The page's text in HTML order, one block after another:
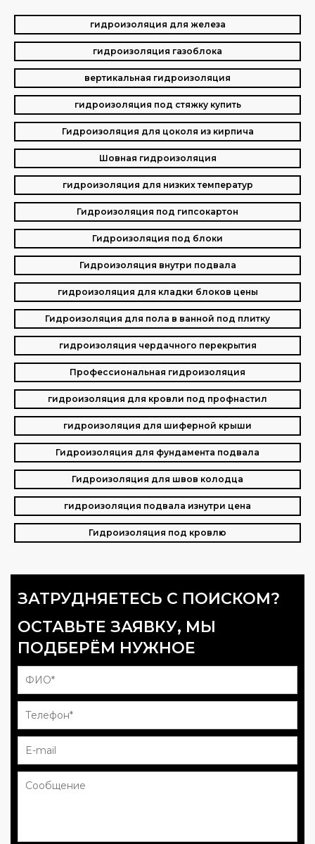
гидроизоляция для железа
гидроизоляция газоблока
вертикальная гидроизоляция
гидроизоляция под стяжку купить
Гидроизоляция для цоколя из кирпича
Шовная гидроизоляция
гидроизоляция для низких температур
Гидроизоляция под гипсокартон
Гидроизоляция под блоки
Гидроизоляция внутри подвала
гидроизоляция для кладки блоков цены
Гидроизоляция для пола в ванной под плитку
гидроизоляция чердачного перекрытия
Профессиональная гидроизоляция
гидроизоляция для кровли под профнастил
гидроизоляция для шиферной крыши
Гидроизоляция для фундамента подвала
Гидроизоляция для швов колодца
гидроизоляция подвала изнутри цена
Гидроизоляция под кровлю
ЗАТРУДНЯЕТЕСЬ С ПОИСКОМ?
ОСТАВЬТЕ ЗАЯВКУ, МЫ
ПОДБЕРЁМ НУЖНОЕ